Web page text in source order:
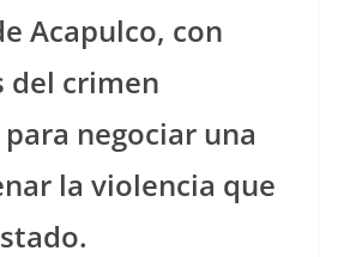
Acapulco, con
del crimen
negociar una
la violencia que